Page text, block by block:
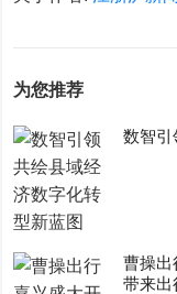
为您推荐
数智引
曹操出
带来出